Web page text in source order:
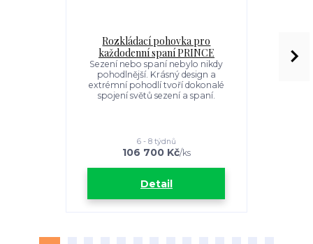
Rozkládací pohovka pro
každodenní spaní PRINCE
Sezení nebo spaní nebylo nikdy
pohodlnější. Krásný design a
extrémní pohodlí tvoří dokonalé
spojení světů sezení a spaní.
106 700 Kč/ks
6 - 8 týdnů
Detail
Sezení